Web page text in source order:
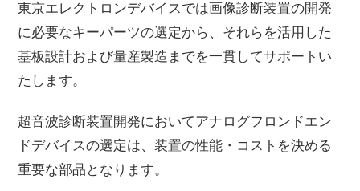
東京エレクトロンデバイスでは画像診断装置の開発
に必要なキーパーツの選定から、それらを活用した
基板設計および量産製造までを一貫してサポートい
たします。
超音波診断装置開発においてアナログフロンドエン
ドデバイスの選定は、装置の性能・コストを決める
重要な部品となります。